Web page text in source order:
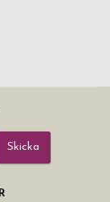
Skicka